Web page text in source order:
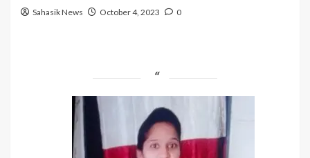
Sahasik News October 4, 2023 0